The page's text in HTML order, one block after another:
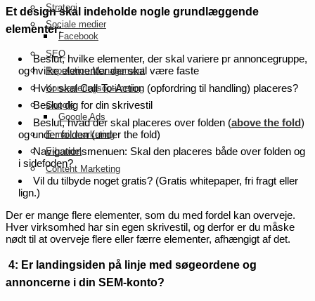
Strategi
Sociale medier
Facebook
SEO
Reputation Management
Konverteringsoptimering
Google
Google Ads
E-mail marketing
E-handel
Content Marketing
Et design skal indeholde nogle grundlæggende
elementer:
Beslut, hvilke elementer, der skal variere pr annoncegruppe,
og hvilke elementer der skal være faste
Hvor skal Call-To-Action (opfordring til handling) placeres?
Beslut dig for din skrivestil
Beslut, hvad der skal placeres over folden (above the fold)
og under folden (under the fold)
Navigationsmenuen: Skal den placeres både over folden og
i sidefoden?
Vil du tilbyde noget gratis? (Gratis whitepaper, fri fragt eller
lign.)
Der er mange flere elementer, som du med fordel kan overveje.
Hver virksomhed har sin egen skrivestil, og derfor er du måske
nødt til at overveje flere eller færre elementer, afhængigt af det.
4: Er landingsiden på linje med søgeordene og
annoncerne i din SEM-konto?